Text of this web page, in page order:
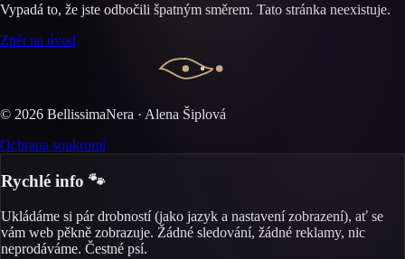
Vypadá to, že jste odbočili špatným směrem. Tato stránka neexistuje.
Zpět na úvod
© 2026 BellissimaNera · Alena Šiplová
Ochrana soukromí
Rychlé info 🐾
Ukládáme si pár drobností (jako jazyk a nastavení zobrazení), ať se
vám web pěkně zobrazuje. Žádné sledování, žádné reklamy, nic
neprodáváme. Čestné psí.